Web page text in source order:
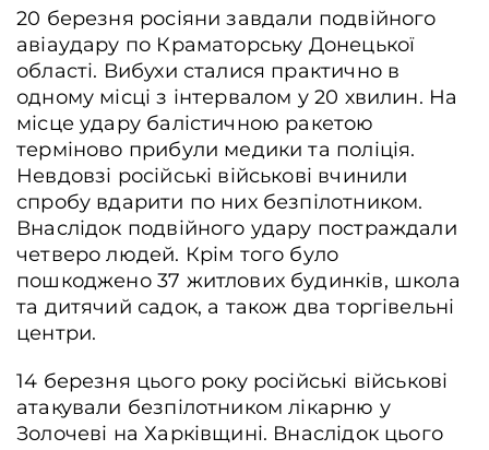
20 березня росіяни завдали подвійного
авіаудару по Краматорську Донецької
області. Вибухи сталися практично в
одному місці з інтервалом у 20 хвилин. На
місце удару балістичною ракетою
терміново прибули медики та поліція.
Невдовзі російські військові вчинили
спробу вдарити по них безпілотником.
Внаслідок подвійного удару постраждали
четверо людей. Крім того було
пошкоджено 37 житлових будинків, школа
та дитячий садок, а також два торгівельні
центри.
14 березня цього року російські військові
атакували безпілотником лікарню у
Золочеві на Харківщині. Внаслідок цього